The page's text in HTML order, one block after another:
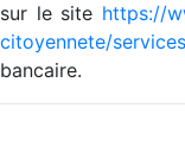
sur le site https://
citoyennete/
bancaire.